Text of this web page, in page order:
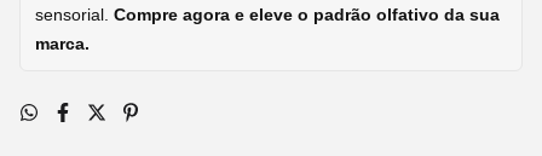
sensorial. Compre agora e eleve o padrão olfativo da sua
marca.